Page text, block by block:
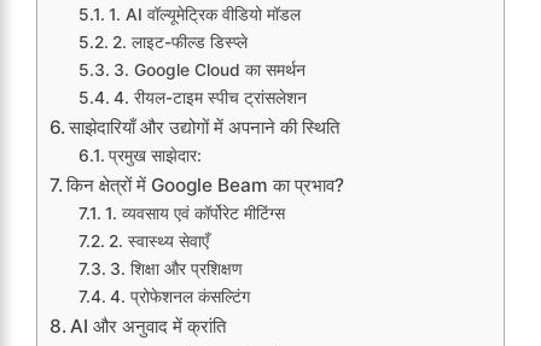
1. AI वॉल्यूमेट्रिक वीडियो मॉडल
2. लाइट-फील्ड डिस्प्ले
3. Google Cloud का समर्थन
4. रीयल-टाइम स्पीच ट्रांसलेशन
साझेदारियाँ और उद्योगों में अपनाने की स्थिति
प्रमुख साझेदार:
किन क्षेत्रों में Google Beam का प्रभाव?
1. व्यवसाय एवं कॉर्पोरेट मीटिंग्स
2. स्वास्थ्य सेवाएँ
3. शिक्षा और प्रशिक्षण
4. प्रोफेशनल कंसल्टिंग
AI और अनुवाद में क्रांति